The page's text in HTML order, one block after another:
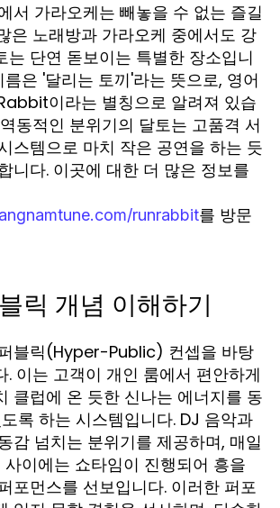
서 가라오케는 빼놓을 수 없는 즐길
은 노래방과 가라오케 중에서도 강
는 단연 돋보이는 특별한 장소입니
름은 '달리는 토끼'라는 뜻으로, 영어
이라는 별칭으로 알려져 있습
동적인 분위기의 달토는 고품격 서
스템으로 마치 작은 공연을 하는 듯
니다. 이곳에 대한 더 많은 정보를
runrabbit를 방문
릭 개념 이해하기
블릭(Hyper-Public) 컨셉을 바탕
. 이는 고객이 개인 룸에서 편안하게
클럽에 온 듯한 신나는 에너지를 동
록 하는 시스템입니다. DJ 음악과
감 넘치는 분위기를 제공하며, 매일
이에는 쇼타임이 진행되어 흥을
포먼스를 선보입니다. 이러한 퍼포